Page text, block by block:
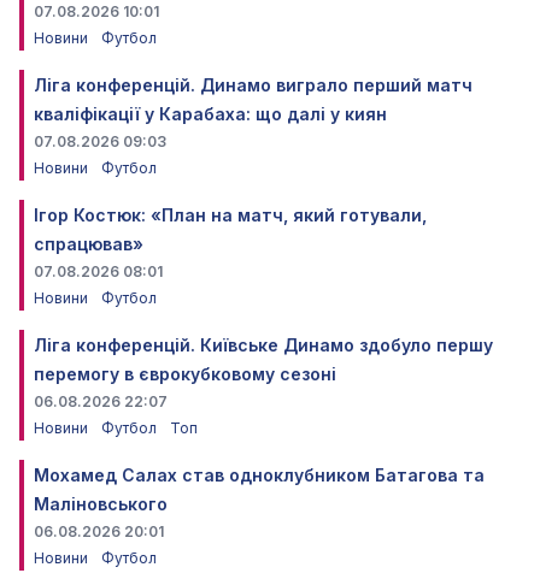
07.08.2026 10:01
Новини
Футбол
Ліга конференцій. Динамо виграло перший матч
кваліфікації у Карабаха: що далі у киян
07.08.2026 09:03
Новини
Футбол
Ігор Костюк: «План на матч, який готували,
спрацював»
07.08.2026 08:01
Новини
Футбол
Ліга конференцій. Київське Динамо здобуло першу
перемогу в єврокубковому сезоні
06.08.2026 22:07
Новини
Футбол Топ
Мохамед Салах став одноклубником Батагова та
Маліновського
06.08.2026 20:01
Новини
Футбол